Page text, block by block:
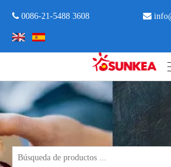
 0086-21-5488 3608 